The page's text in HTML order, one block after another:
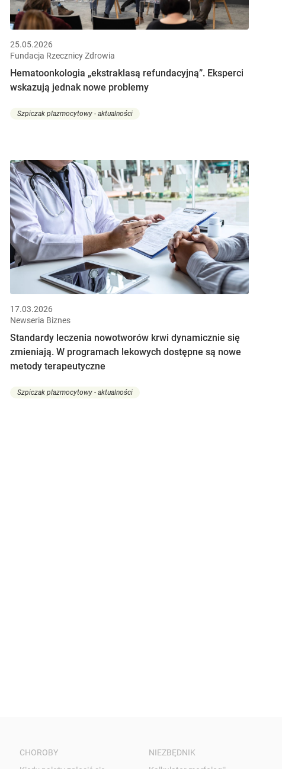
25.05.2026
Fundacja Rzecznicy Zdrowia
Hematoonkologia „ekstraklasą refundacyjną”. Eksperci
wskazują jednak nowe problemy
Szpiczak plazmocytowy - aktualności
17.03.2026
Newseria Biznes
Standardy leczenia nowotworów krwi dynamicznie się
zmieniają. W programach lekowych dostępne są nowe
metody terapeutyczne
Szpiczak plazmocytowy - aktualności
CHOROBY
NIEZBĘDNIK